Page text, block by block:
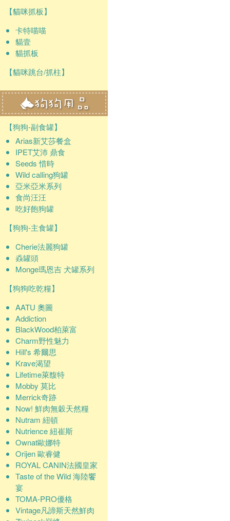
【貓咪抓板】
卡特喵喵
貓壹
貓抓板
【貓咪跳台/抓柱】
【狗狗-副食罐】
Arias新艾莎餐盒
IPET艾沛 鼎食
Seeds 惜時
Wild calling狗罐
亞米亞米系列
食尚汪汪
吃好飽狗罐
【狗狗-主食罐】
Cherie法麗狗罐
猋罐頭
Monge瑪恩吉 犬罐系列
【狗狗吃乾糧】
AATU 奧圖
Addiction
BlackWood柏萊富
Charm野性魅力
Hill's 希爾思
Krave渴望
Lifetime萊馥特
Mobby 莫比
Merrick奇跡
Now! 鮮肉無穀天然糧
Nutram 紐頓
Nutrience 紐崔斯
Ownat歐娜特
Orijen 歐睿健
ROYAL CANIN法國皇家
Taste of the Wild 海陸饗
宴
TOMA-PRO優格
Vintage凡諦斯天然鮮肉